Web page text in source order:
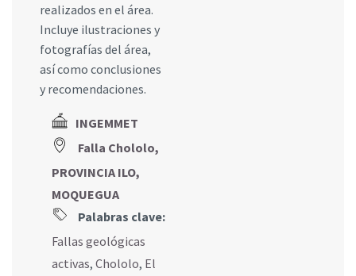
realizados en el área.
Incluye ilustraciones y
fotografías del área,
así como conclusiones
y recomendaciones.
INGEMMET
Falla Chololo,
PROVINCIA ILO,
MOQUEGUA
Palabras clave:
Fallas geológicas
activas, Chololo, El